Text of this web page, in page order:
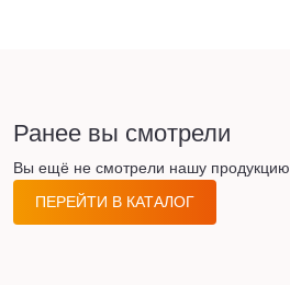
Ранее вы смотрели
Вы ещё не смотрели нашу продукцию.
ПЕРЕЙТИ В КАТАЛОГ